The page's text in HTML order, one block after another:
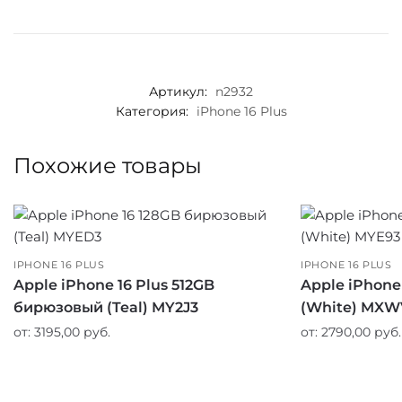
Артикул: n2932
Категория: iPhone 16 Plus
Похожие товары
IPHONE 16 PLUS
Apple iPhone 16 Plus 512GB
бирюзовый (Teal) MY2J3
от: 3195,00 руб.
IPHONE 16 PLUS
Apple iPhone
(White)
от: 2790,00 руб.